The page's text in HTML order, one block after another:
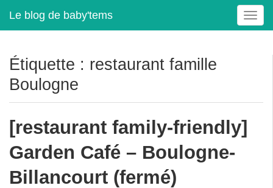
Le blog de baby'tems
T
o
Étiquette : restaurant famille
Boulogne
[restaurant family-friendly]
Garden Café – Boulogne-
Billancourt (fermé)